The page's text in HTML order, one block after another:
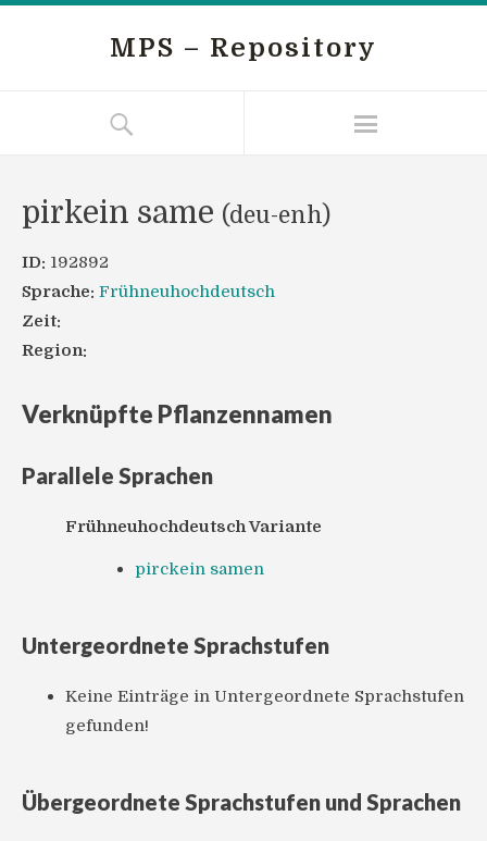
MPS – Repository
pirkein same (deu-enh)
ID: 192892
Sprache: Frühneuhochdeutsch
Zeit:
Region:
Verknüpfte Pflanzennamen
Parallele Sprachen
Frühneuhochdeutsch Variante
pirckein samen
Untergeordnete Sprachstufen
Keine Einträge in Untergeordnete Sprachstufen
gefunden!
Übergeordnete Sprachstufen und Sprachen